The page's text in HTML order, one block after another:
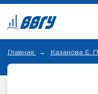
Главная Казанова Е. П.